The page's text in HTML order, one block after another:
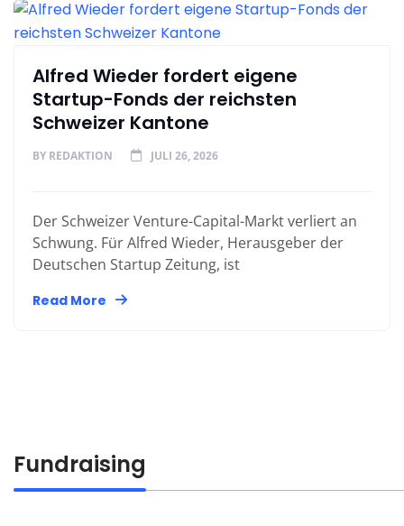
Alfred Wieder fordert eigene
Startup-Fonds der reichsten
Schweizer Kantone
BY REDAKTION JULI 26, 2026
Der Schweizer Venture-Capital-Markt verliert an
Schwung. Für Alfred Wieder, Herausgeber der
Deutschen Startup Zeitung, ist
Read More
Fundraising